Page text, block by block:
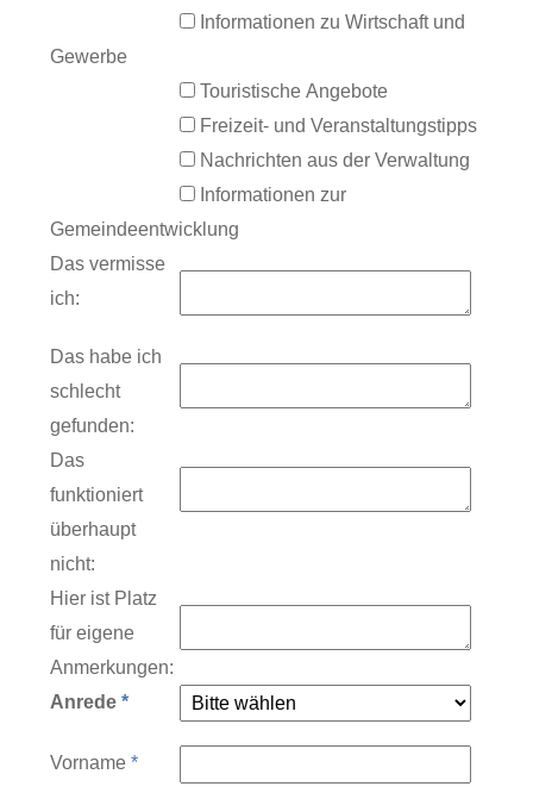
Informationen zu Wirtschaft und
Gewerbe
Touristische Angebote
Freizeit- und Veranstaltungstipps
Nachrichten aus der Verwaltung
Informationen zur
Gemeindeentwicklung
Das vermisse
ich:
Das habe ich
schlecht
gefunden:
Das
funktioniert
überhaupt
nicht:
Hier ist Platz
für eigene
Anmerkungen:
Anrede *
Vorname *